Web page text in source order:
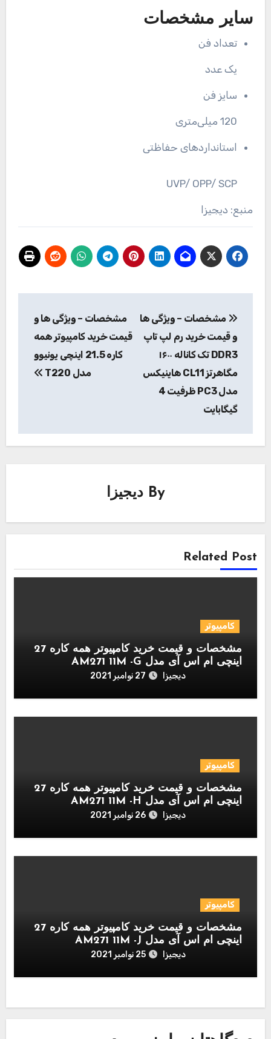
سایر مشخصات
تعداد فن
یک عدد
سایز فن
120 میلی‌متری
استانداردهای حفاظتی
UVP/ OPP/ SCP
منبع: دیجیزا
نوشته
مشخصات – ویژگی ها
و قیمت خرید رم لپ تاپ
DDR3 تک کاناله ۱۶۰۰
مگاهرتز CL11 هاینیکس
مدل PC3 ظرفیت 4
گیگابایت
مشخصات – ویژگی ها و
قیمت خرید کامپیوتر همه
کاره 21.5 اینچی یونیوو
مدل T220
By دیجیزا
Related Post
کامپیوتر
مشخصات و قیمت خرید کامپیوتر همه کاره 27
اینچی ام اس آی مدل AM271 11M -G
دیجیزا 27 نوامبر 2021
کامپیوتر
مشخصات و قیمت خرید کامپیوتر همه کاره 27
اینچی ام اس آی مدل AM271 11M -H
دیجیزا 26 نوامبر 2021
کامپیوتر
مشخصات و قیمت خرید کامپیوتر همه کاره 27
اینچی ام اس آی مدل AM271 11M -J
دیجیزا 25 نوامبر 2021